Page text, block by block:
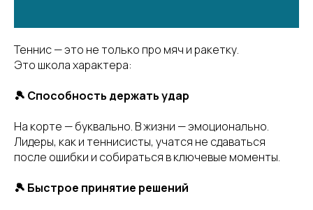
Теннис — это не только про мяч и ракетку.
Это школа характера:
🎾 Способность держать удар
На корте — буквально. В жизни — эмоционально.
Лидеры, как и теннисисты, учатся не сдаваться
после ошибки и собираться в ключевые моменты.
🎾 Быстрое принятие решений